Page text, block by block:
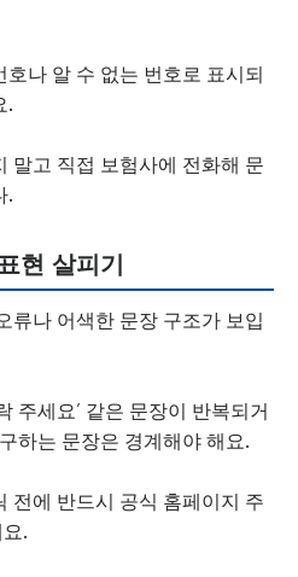
나 알 수 없는 번호로 표시되
.
말고 직접 보험사에 전화해 문
.
현 살피기
류나 어색한 문장 구조가 보입
주세요’ 같은 문장이 반복되거
하는 문장은 경계해야 해요.
전에 반드시 공식 홈페이지 주
.